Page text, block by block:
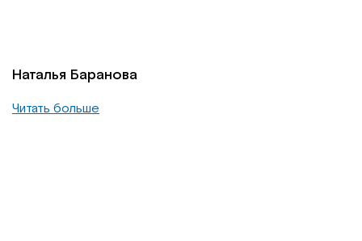
Наталья Баранова
Читать больше